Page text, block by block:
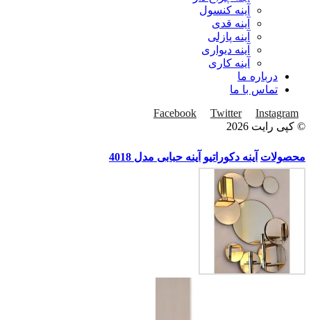
آینه کنسول
آینه قدی
آینه پازلی
آینه دیواری
آینه کاری
درباره ما
تماس با ما
Facebook
Twitter
Instagram
© کپی رایت 2026
محصولات آینه دکوراتیو آینه حبابی مدل 4018